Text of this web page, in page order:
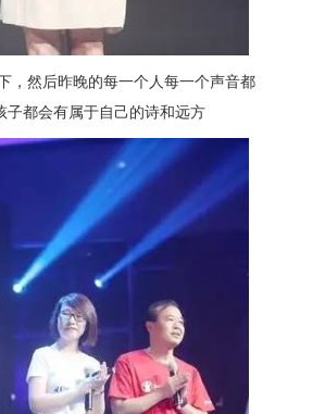
，然后昨晚的每一个人每一个声音都
子都会有属于自己的诗和远方